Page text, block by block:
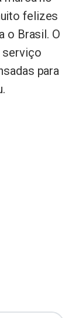
felizes
o Brasil. O
serviço
para